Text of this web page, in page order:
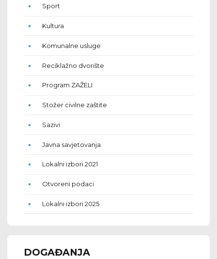
Sport
Kultura
Komunalne usluge
Reciklažno dvorište
Program ZAŽELI
Stožer civilne zaštite
Sazivi
Javna savjetovanja
Lokalni izbori 2021
Otvoreni podaci
Lokalni izbori 2025
DOGAĐANJA